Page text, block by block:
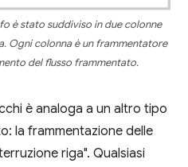
è stato suddiviso in due colonne
Ogni colonna è un frammentatore
del flusso frammentato.
è analoga a un altro tipo
la frammentazione delle
riga". Qualsiasi